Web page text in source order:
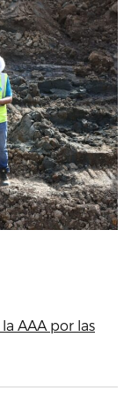
AAA por las